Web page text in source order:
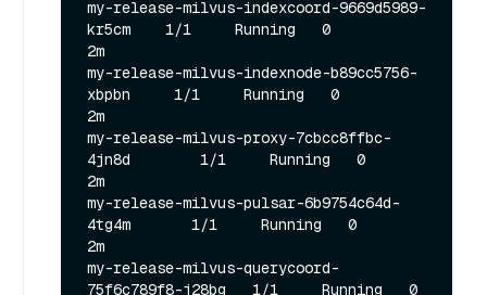
my-release-milvus-indexcoord-9669d5989-
kr5cm    1/1     Running   0
2m
my-release-milvus-indexnode-b89cc5756-
xbpbn     1/1     Running   0
2m
my-release-milvus-proxy-7cbcc8ffbc-
4jn8d        1/1     Running   0
2m
my-release-milvus-pulsar-6b9754c64d-
4tg4m       1/1     Running   0
2m
my-release-milvus-querycoord-
75f6c789f8-j28bg   1/1     Running   0